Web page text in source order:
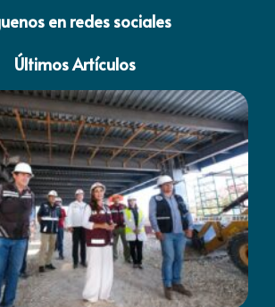
en redes sociales
Últimos Artículos